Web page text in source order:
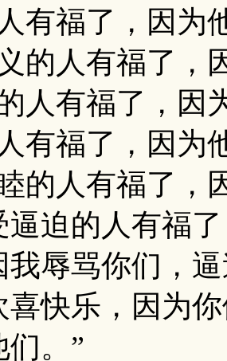
有福了，因为
的人有福了，
人有福了，因
有福了，因
的人有福了
逼迫的人有福
我辱骂你们，
喜快乐，因为
。”